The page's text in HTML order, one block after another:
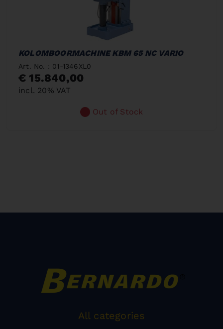
KOLOMBOORMACHINE KBM 65 NC VARIO
Art. No. : 01-1346XL0
€ 15.840,00
incl. 20% VAT
Out of Stock
All categories